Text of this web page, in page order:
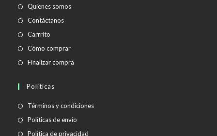
Quienes somos
Contáctanos
Carrrito
Cómo comprar
Finalizar compra
Políticas
Términos y condicionesSe
Políticas de envío
abre
Política de privacidad